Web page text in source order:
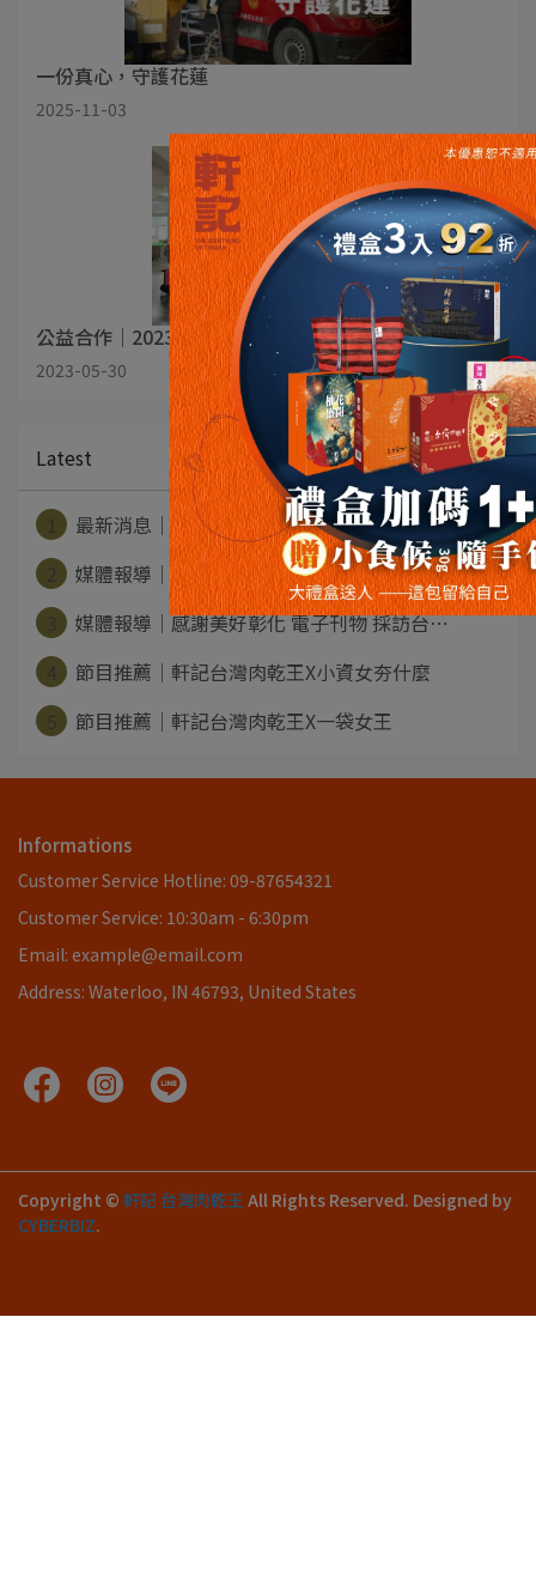
一份真心，守護花蓮
2025-11-03
公益合作｜2023企業公益禮盒活動
2023-05-30
Latest
最新消息｜《賀》【軒記 招牌龍鬚酥】榮獲⋯
媒體報導｜感謝非凡新聞台灣真善美 採訪報⋯
媒體報導｜感謝美好彰化 電子刊物 採訪台⋯
節目推薦｜軒記台灣肉乾王X小資女夯什麼
節目推薦｜軒記台灣肉乾王X一袋女王
Informations
Customer Service Hotline: 09-87654321
Customer Service: 10:30am - 6:30pm
Email: example@email.com
Address: Waterloo, IN 46793, United States
Copyright © 軒記 台灣肉乾王 All Rights Reserved. Designed by
CYBERBIZ.